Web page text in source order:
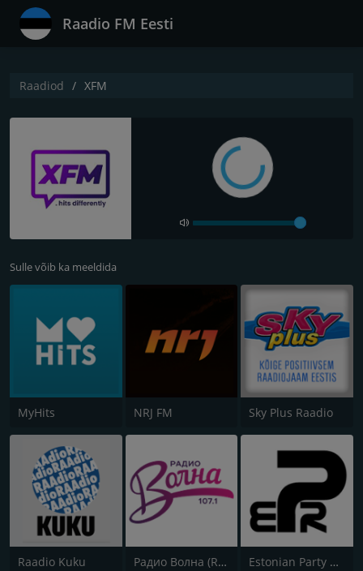
Raadio FM Eesti
Raadiod XFM
Sulle võib ka meeldida
MyHits NRJ FM Sky Plus Raadio
Raadio Kuku Радио Волна (Radio Volna) Estonian Party Radio